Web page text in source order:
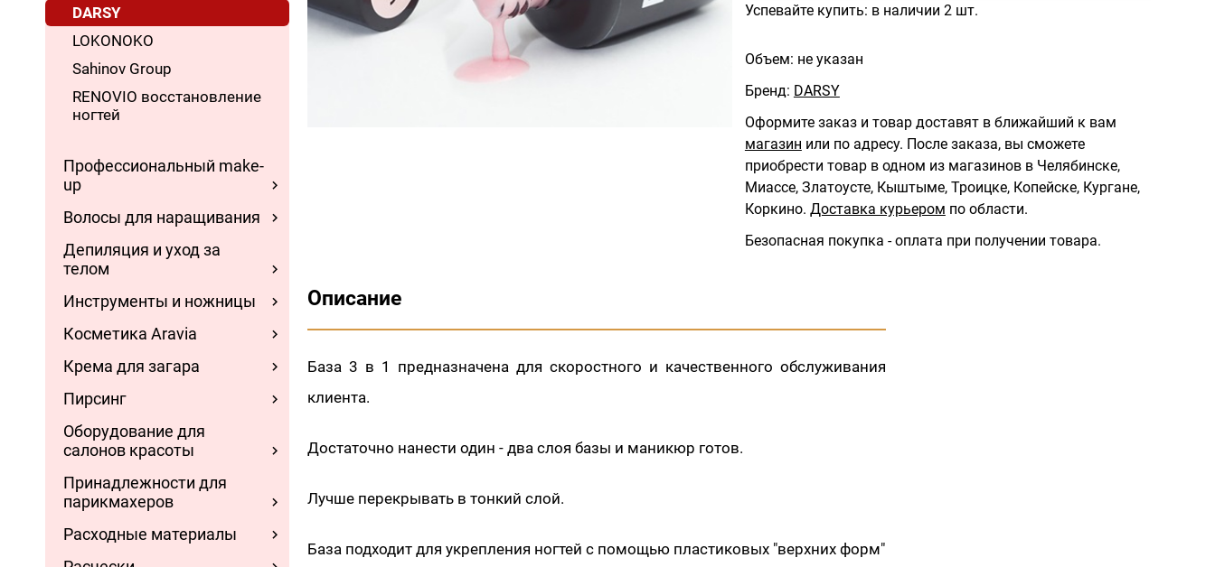
DARSY
LOKONOKO
Sahinov Group
RENOVIO восстановление
ногтей
Профессиональный make-
up
Волосы для наращивания
Депиляция и уход за
телом
Инструменты и ножницы
Косметика Aravia
Крема для загара
Пирсинг
Оборудование для
салонов красоты
Принадлежности для
парикмахеров
Расходные материалы
Успевайте купить: в наличии 2 шт.
Объем: не указан
Бренд: DARSY
Оформите заказ и товар доставят в ближайший к вам
магазин или по адресу. После заказа, вы сможете
приобрести товар в одном из магазинов в Челябинске,
Миассе, Златоусте, Кыштыме, Троицке, Копейске, Кургане,
Коркино. Доставка курьером по области.
Безопасная покупка - оплата при получении товара.
Описание
База 3 в 1 предназначена для скоростного и качественного обслуживания
клиента.
Достаточно нанести один - два слоя базы и маникюр готов.
Лучше перекрывать в тонкий слой.
База подходит для укрепления ногтей с помощью пластиковых "верхних форм"